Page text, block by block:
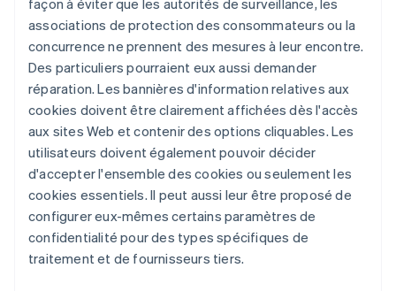
façon à éviter que les autorités de surveillance, les
associations de protection des consommateurs ou la
concurrence ne prennent des mesures à leur encontre.
Des particuliers pourraient eux aussi demander
réparation. Les bannières d'information relatives aux
cookies doivent être clairement affichées dès l'accès
aux sites Web et contenir des options cliquables. Les
utilisateurs doivent également pouvoir décider
d'accepter l'ensemble des cookies ou seulement les
cookies essentiels. Il peut aussi leur être proposé de
configurer eux-mêmes certains paramètres de
confidentialité pour des types spécifiques de
traitement et de fournisseurs tiers.